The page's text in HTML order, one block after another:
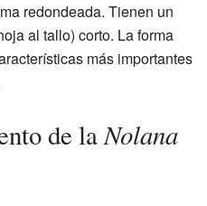
redondeada. Tienen un
al tallo) corto. La forma
más importantes
de laNolana